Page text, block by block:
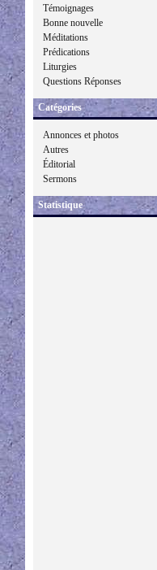
Témoignages
Bonne nouvelle
Méditations
Prédications
Liturgies
Questions Réponses
Catégories
Annonces et photos
Autres
Éditorial
Sermons
Statistique